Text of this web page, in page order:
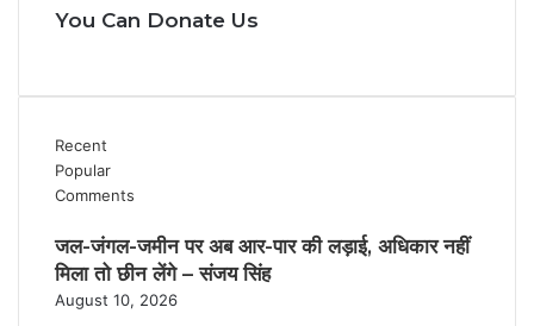
You Can Donate Us
Recent
Popular
Comments
जल-जंगल-जमीन पर अब आर-पार की लड़ाई, अधिकार नहीं
मिला तो छीन लेंगे – संजय सिंह
August 10, 2026